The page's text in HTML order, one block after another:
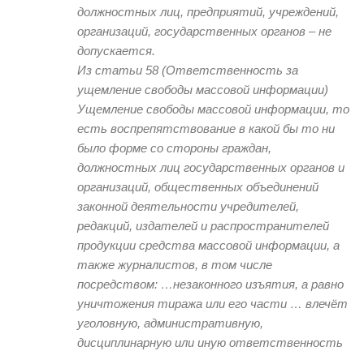
должностных лиц, предприятий, учреждений,
организаций, государственных органов – не
допускается.
Из статьи 58 (Ответственность за
ущемление свободы массовой информации)
Ущемление свободы массовой информации, то
есть воспрепятствование в какой бы то ни
было форме со стороны граждан,
должностных лиц государственных органов и
организаций, общественных объединений
законной деятельности учредителей,
редакций, издателей и распространителей
продукции средства массовой информации, а
также журналистов, в том числе
посредством: …незаконного изъятия, а равно
уничтожения тиража или его части … влечёт
уголовную, административную,
дисциплинарную или иную ответственность